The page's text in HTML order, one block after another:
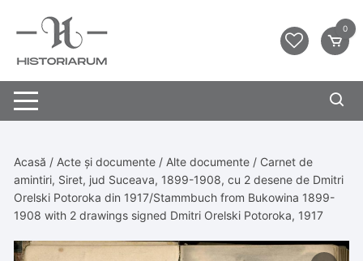
0
Acasă / Acte și documente / Alte documente / Carnet de
amintiri, Siret, jud Suceava, 1899-1908, cu 2 desene de Dmitri
Orelski Potoroka din 1917/Stammbuch from Bukowina 1899-
1908 with 2 drawings signed Dmitri Orelski Potoroka, 1917